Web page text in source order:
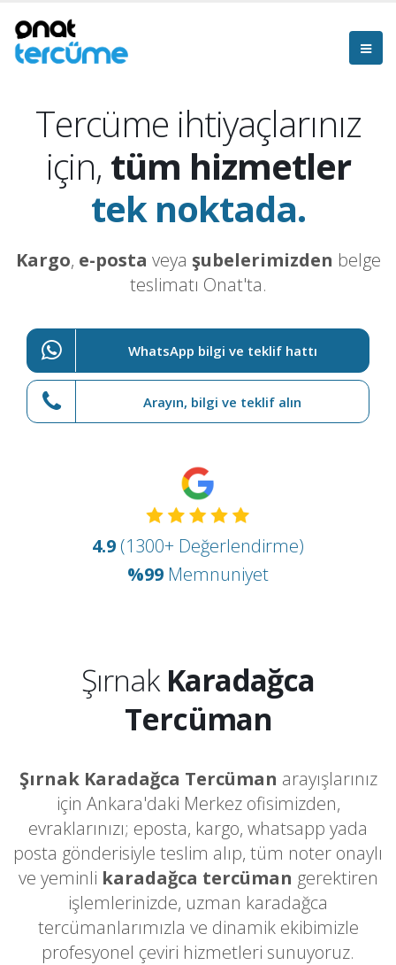
Tercüme ihtiyaçlarınız
için, tüm hizmetler
tek noktada.
Kargo, e-posta veya şubelerimizden belge
teslimatı Onat'ta.
WhatsApp bilgi ve teklif hattı
Arayın, bilgi ve teklif alın
4.9 (1300+ Değerlendirme)
%99 Memnuniyet
ŞırnakKaradağca
Tercüman
Şırnak Karadağca Tercüman arayışlarınız
için Ankara'daki Merkez ofisimizden,
evraklarınızı; eposta, kargo, whatsapp yada
posta gönderisiyle teslim alıp, tüm noter onaylı
ve yeminli karadağca tercüman gerektiren
işlemlerinizde, uzman karadağca
tercümanlarımızla ve dinamik ekibimizle
profesyonel çeviri hizmetleri sunuyoruz.